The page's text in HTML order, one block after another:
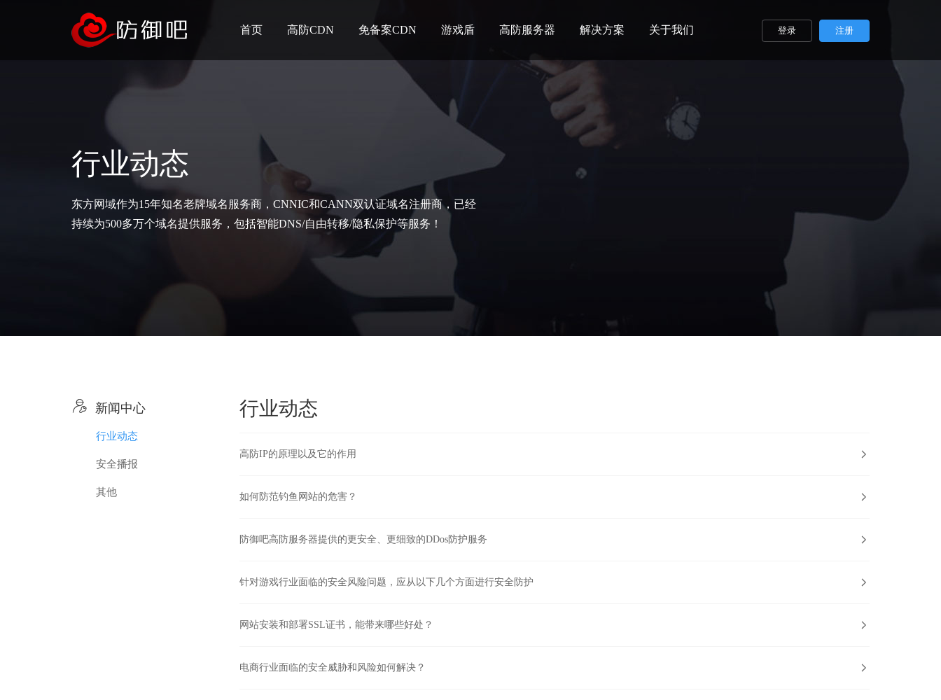
首页 高防CDN 免备案CDN 游戏盾 高防服务器 解决方案 关于我们 登录 注册
行业动态
东方网域作为15年知名老牌域名服务商，CNNIC和CANN双认证域名注册商，已经
持续为500多万个域名提供服务，包括智能DNS/自由转移/隐私保护等服务！
 新闻中心
行业动态
安全播报
其他
行业动态

高防IP的原理以及它的作用

如何防范钓鱼网站的危害？

防御吧高防服务器提供的更安全、更细致的DDos防护服务

针对游戏行业面临的安全风险问题，应从以下几个方面进行安全防护

网站安装和部署SSL证书，能带来哪些好处？

电商行业面临的安全威胁和风险如何解决？